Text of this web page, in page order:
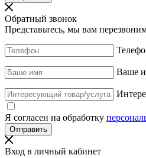
Обратный звонок
Представьтесь, мы вам
Ваше
Я согласен на обработку
Вход в личный кабинет